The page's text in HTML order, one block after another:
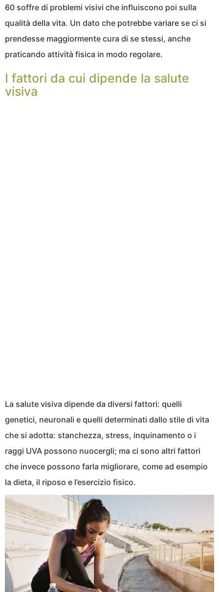
60 soffre di problemi visivi che influiscono poi sulla
qualità della vita. Un dato che potrebbe variare se ci si
prendesse maggiormente cura di se stessi, anche
praticando attività fisica in modo regolare.
I fattori da cui dipende la salute
visiva
La salute visiva dipende da diversi fattori: quelli
genetici, neuronali e quelli determinati dallo stile di vita
che si adotta: stanchezza, stress, inquinamento o i
raggi UVA possono nuocergli; ma ci sono altri fattori
che invece possono farla migliorare, come ad esempio
la dieta, il riposo e l’esercizio fisico.